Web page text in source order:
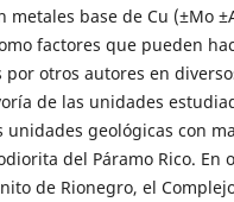
base de Cu (±Mo
factores que pueden
otros autores en
de las unidades
geológicas con
del Páramo Rico. En
de Rionegro, el